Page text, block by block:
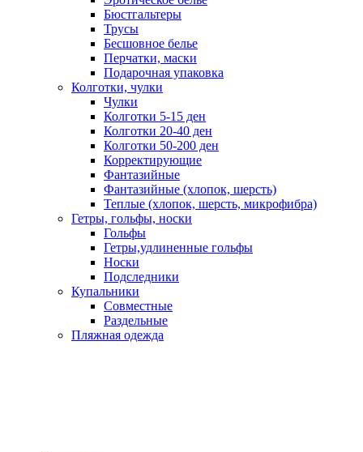
Бюстгальтеры
Трусы
Бесшовное белье
Перчатки, маски
Подарочная упаковка
Колготки, чулки
Чулки
Колготки 5-15 ден
Колготки 20-40 ден
Колготки 50-200 ден
Корректирующие
Фантазийные
Фантазийные (хлопок, шерсть)
Теплые (хлопок, шерсть, микрофибра)
Гетры, гольфы, носки
Гольфы
Гетры,удлиненные гольфы
Носки
Подследники
Купальники
Совместные
Раздельные
Пляжная одежда